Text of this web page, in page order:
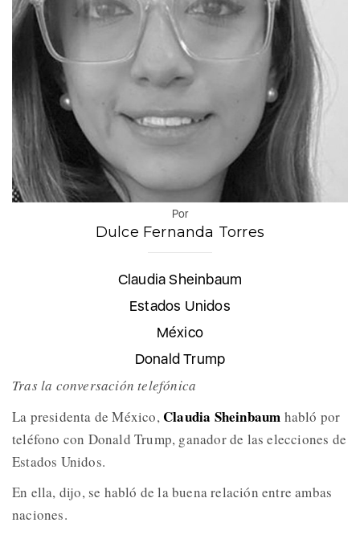
Por
Dulce Fernanda Torres
Claudia Sheinbaum
Estados Unidos
México
Donald Trump
Tras la conversación telefónica
La presidenta de México,Claudia Sheinbaum habló por
teléfono con Donald Trump, ganador de las elecciones de
Estados Unidos.
En ella, dijo, se habló de la buena relación entre ambas
naciones.